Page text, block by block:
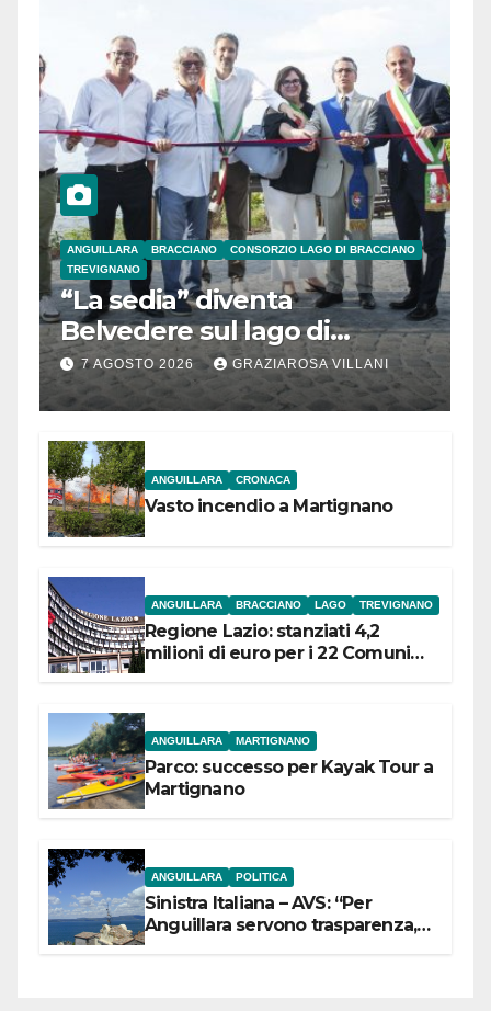
ANGUILLARA BRACCIANO
CONSORZIO LAGO DI BRACCIANO
TREVIGNANO
“La sedia” diventa
Belvedere sul lago di
Bracciano: ieri
l’inaugurazione
7 AGOSTO 2026 GRAZIAROSA VILLANI
ANGUILLARA CRONACA
Vasto incendio a Martignano
ANGUILLARA BRACCIANO LAGO TREVIGNANO
Regione Lazio: stanziati 4,2
milioni di euro per i 22 Comuni
ANGUILLARA MARTIGNANO
Parco: successo per Kayak Tour a
Martignano
ANGUILLARA POLITICA
Sinistra Italiana – AVS: “Per
Anguillara servono trasparenza,